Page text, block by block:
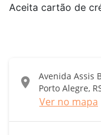
Aceita cartão de
location_on
Avenida Assis
Porto Alegre,
Ver no mapa